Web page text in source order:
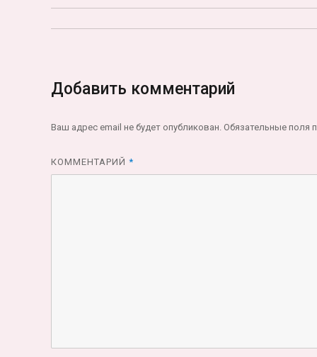
Добавить комментарий
Ваш адрес email не будет опубликован. Обязательные поля
КОММЕНТАРИЙ *